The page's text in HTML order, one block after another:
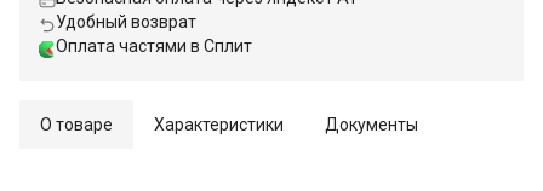
Удобный возврат
Оплата частями в Сплит
О товаре Характеристики Документы